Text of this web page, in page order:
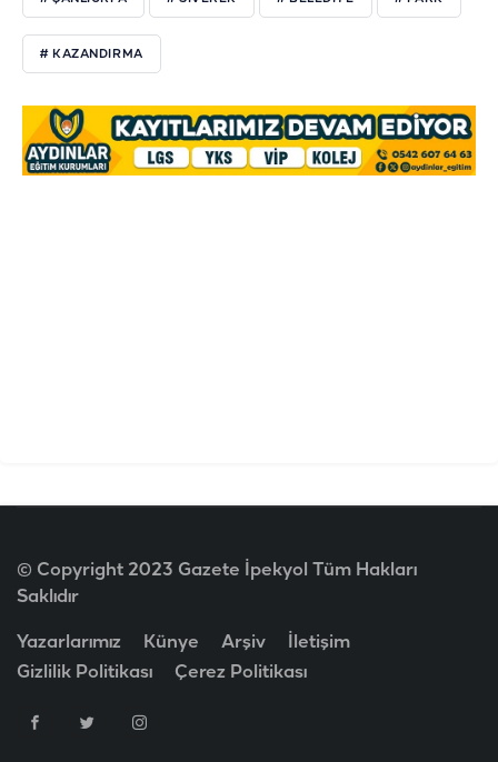
# KAZANDIRMA
© Copyright 2023 Gazete İpekyol Tüm Hakları
Saklıdır
Yazarlarımız Künye Arşiv
İletişim
Gizlilik Politikası
Çerez Politikası